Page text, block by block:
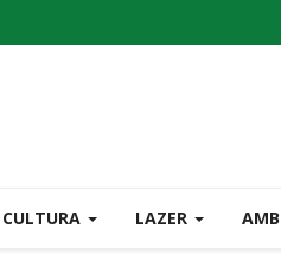
CULTURA LAZER